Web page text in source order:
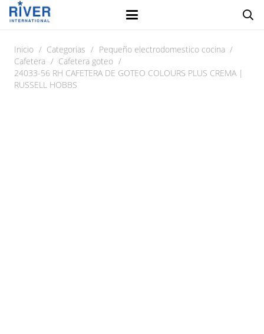
Inicio / Categorias / Pequeño electrodomestico cocina /
Cafetera / Cafetera goteo /
24033-56 RH CAFETERA DE GOTEO COLOURS PLUS CREMA |
RUSSELL HOBBS